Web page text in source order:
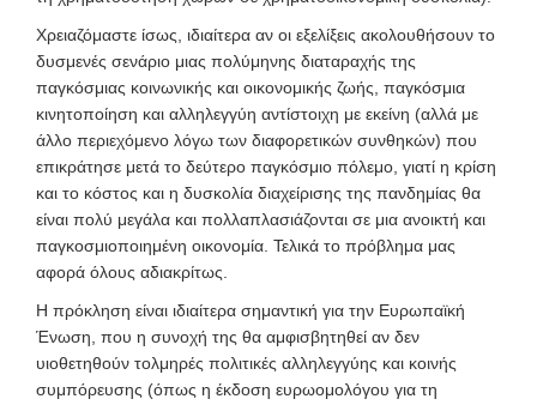
Χρειαζόμαστε ίσως, ιδιαίτερα αν οι εξελίξεις ακολουθήσουν το
δυσμενές σενάριο μιας πολύμηνης διαταραχής της
παγκόσμιας κοινωνικής και οικονομικής ζωής, παγκόσμια
κινητοποίηση και αλληλεγγύη αντίστοιχη με εκείνη (αλλά με
άλλο περιεχόμενο λόγω των διαφορετικών συνθηκών) που
επικράτησε μετά το δεύτερο παγκόσμιο πόλεμο, γιατί η κρίση
και το κόστος και η δυσκολία διαχείρισης της πανδημίας θα
είναι πολύ μεγάλα και πολλαπλασιάζονται σε μια ανοικτή και
παγκοσμιοποιημένη οικονομία. Τελικά το πρόβλημα μας
αφορά όλους αδιακρίτως.
Η πρόκληση είναι ιδιαίτερα σημαντική για την Ευρωπαϊκή
Ένωση, που η συνοχή της θα αμφισβητηθεί αν δεν
υιοθετηθούν τολμηρές πολιτικές αλληλεγγύης και κοινής
συμπόρευσης (όπως η έκδοση ευρωομολόγου για τη